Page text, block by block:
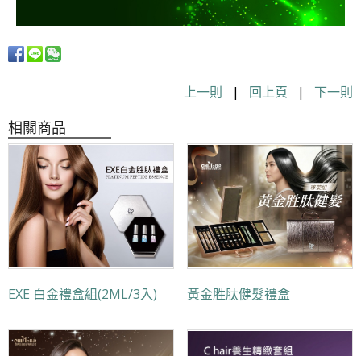
上一則 | 回上頁 | 下一則
相關商品
EXE 白金禮盒組(2ML/3入) 黃金胜肽健髮禮盒